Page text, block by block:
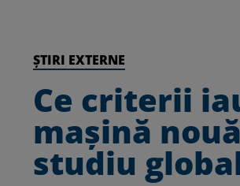
ȘTIRI EXTERNE
Ce criterii
mașină
studiu